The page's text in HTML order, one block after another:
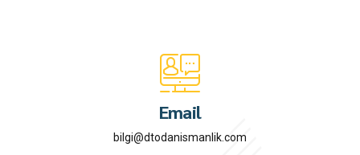
Email
bilgi@dtodanismanlik.com